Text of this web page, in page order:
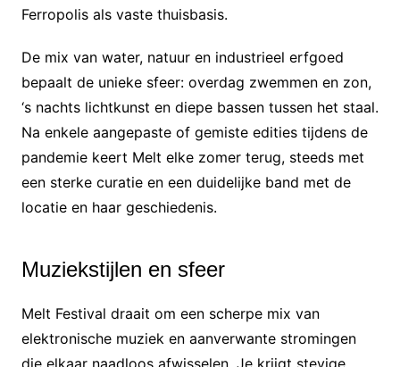
Ferropolis als vaste thuisbasis.
De mix van water, natuur en industrieel erfgoed
bepaalt de unieke sfeer: overdag zwemmen en zon,
‘s nachts lichtkunst en diepe bassen tussen het staal.
Na enkele aangepaste of gemiste edities tijdens de
pandemie keert Melt elke zomer terug, steeds met
een sterke curatie en een duidelijke band met de
locatie en haar geschiedenis.
Muziekstijlen en sfeer
Melt Festival draait om een scherpe mix van
elektronische muziek en aanverwante stromingen